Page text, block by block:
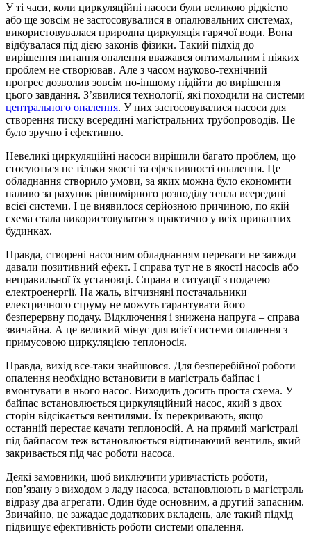
У ті часи, коли циркуляційні насоси були великою рідкістю
або ще зовсім не застосовувалися в опалювальних системах,
використовувалася природна циркуляція гарячої води. Вона
відбувалася під дією законів фізики. Такий підхід до
вирішення питання опалення вважався оптимальним і ніяких
проблем не створював. Але з часом науково-технічний
прогрес дозволив зовсім по-іншому підійти до вирішення
цього завдання. З’явилися технології, які походили на системи
центрального опалення. У них застосовувалися насоси для
створення тиску всередині магістральних трубопроводів. Це
було зручно і ефективно.
Невеликі циркуляційні насоси вирішили багато проблем, що
стосуються не тільки якості та ефективності опалення. Це
обладнання створило умови, за яких можна було економити
паливо за рахунок рівномірного розподілу тепла всередині
всієї системи. І це виявилося серйозною причиною, по якій
схема стала використовуватися практично у всіх приватних
будинках.
Правда, створені насосним обладнанням переваги не завжди
давали позитивний ефект. І справа тут не в якості насосів або
неправильної їх установці. Справа в ситуації з подачею
електроенергії. На жаль, вітчизняні постачальники
електричного струму не можуть гарантувати його
безперервну подачу. Відключення і знижена напруга – справа
звичайна. А це великий мінус для всієї системи опалення з
примусовою циркуляцією теплоносія.
Правда, вихід все-таки знайшовся. Для безперебійної роботи
опалення необхідно встановити в магістраль байпас і
вмонтувати в нього насос. Виходить досить проста схема. У
байпас встановлюється циркуляційний насос, який з двох
сторін відсікається вентилями. Їх перекривають, якщо
останній перестає качати теплоносій. А на прямий магістралі
під байпасом теж встановлюється відтинаючий вентиль, який
закривається під час роботи насоса.
Деякі замовники, щоб виключити уривчастість роботи,
пов’язану з виходом з ладу насоса, встановлюють в магістраль
відразу два агрегати. Один буде основним, а другий запасним.
Звичайно, це зажадає додаткових вкладень, але такий підхід
підвищує ефективність роботи системи опалення.